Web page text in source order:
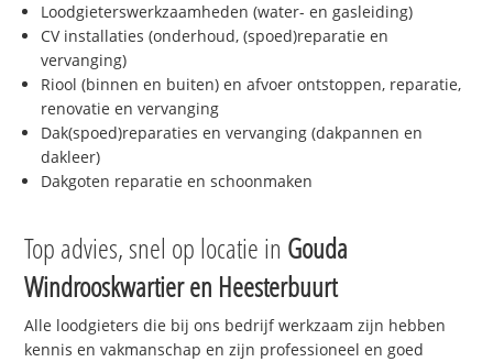
Loodgieterswerkzaamheden (water- en gasleiding)
CV installaties (onderhoud, (spoed)reparatie en
vervanging)
Riool (binnen en buiten) en afvoer ontstoppen, reparatie,
renovatie en vervanging
Dak(spoed)reparaties en vervanging (dakpannen en
dakleer)
Dakgoten reparatie en schoonmaken
Top advies, snel op locatie in Gouda
Windrooskwartier en Heesterbuurt
Alle loodgieters die bij ons bedrijf werkzaam zijn hebben
kennis en vakmanschap en zijn professioneel en goed